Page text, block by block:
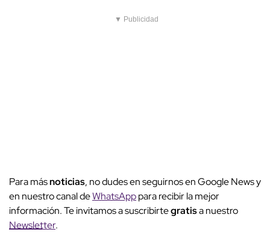
▼ Publicidad
Para másnoticias, no dudes en seguirnos en Google News y
en nuestro canal deWhatsApppara recibir la mejor
información. Te invitamos a suscribirtegratisa nuestro
Newsletter.